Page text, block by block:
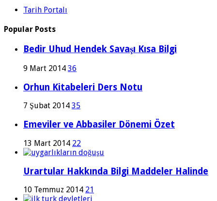
Tarih Portalı
Popular Posts
Bedir Uhud Hendek Savaşı Kısa Bilgi
9 Mart 2014 36
Orhun Kitabeleri Ders Notu
7 Şubat 2014 35
Emeviler ve Abbasiler Dönemi Özet
13 Mart 2014 22
Urartular Hakkında Bilgi Maddeler Halinde
10 Temmuz 2014 21